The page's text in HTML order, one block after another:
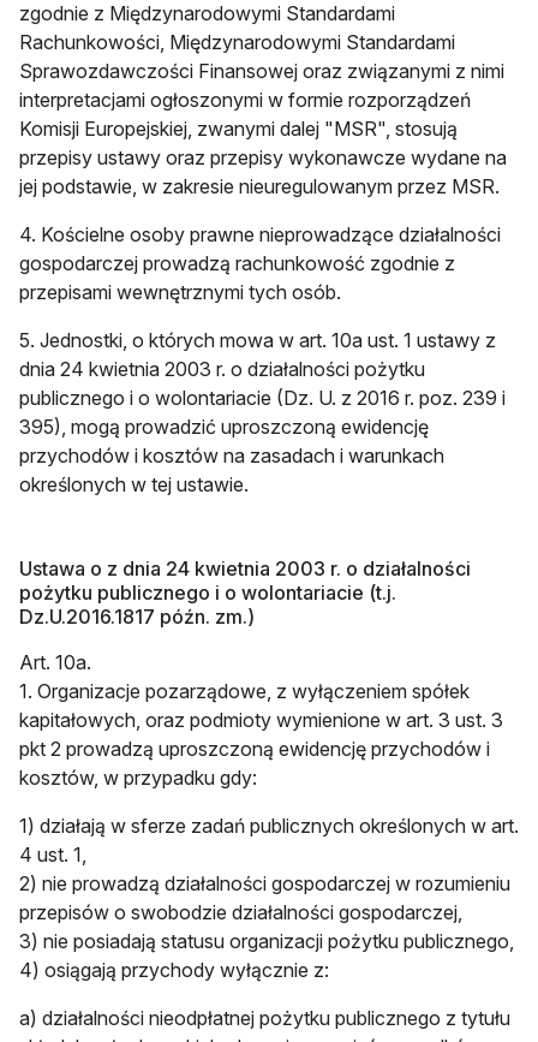
zgodnie z Międzynarodowymi Standardami
Rachunkowości, Międzynarodowymi Standardami
Sprawozdawczości Finansowej oraz związanymi z nimi
interpretacjami ogłoszonymi w formie rozporządzeń
Komisji Europejskiej, zwanymi dalej "MSR", stosują
przepisy ustawy oraz przepisy wykonawcze wydane na
jej podstawie, w zakresie nieuregulowanym przez MSR.
4. Kościelne osoby prawne nieprowadzące działalności
gospodarczej prowadzą rachunkowość zgodnie z
przepisami wewnętrznymi tych osób.
5. Jednostki, o których mowa w art. 10a ust. 1 ustawy z
dnia 24 kwietnia 2003 r. o działalności pożytku
publicznego i o wolontariacie (Dz. U. z 2016 r. poz. 239 i
395), mogą prowadzić uproszczoną ewidencję
przychodów i kosztów na zasadach i warunkach
określonych w tej ustawie.
Ustawa o z dnia 24 kwietnia 2003 r. o działalności
pożytku publicznego i o wolontariacie (t.j.
Dz.U.2016.1817 późn. zm.)
Art. 10a.
1. Organizacje pozarządowe, z wyłączeniem spółek
kapitałowych, oraz podmioty wymienione w art. 3 ust. 3
pkt 2 prowadzą uproszczoną ewidencję przychodów i
kosztów, w przypadku gdy:
1) działają w sferze zadań publicznych określonych w art.
4 ust. 1,
2) nie prowadzą działalności gospodarczej w rozumieniu
przepisów o swobodzie działalności gospodarczej,
3) nie posiadają statusu organizacji pożytku publicznego,
4) osiągają przychody wyłącznie z:
a) działalności nieodpłatnej pożytku publicznego z tytułu